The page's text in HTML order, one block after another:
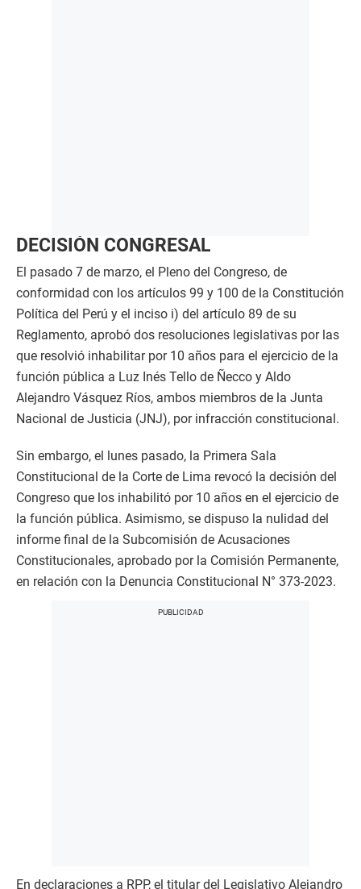
DECISIÓN CONGRESAL
El pasado 7 de marzo, el Pleno del Congreso, de
conformidad con los artículos 99 y 100 de la Constitución
Política del Perú y el inciso i) del artículo 89 de su
Reglamento, aprobó dos resoluciones legislativas por las
que resolvió inhabilitar por 10 años para el ejercicio de la
función pública a Luz Inés Tello de Ñecco y Aldo
Alejandro Vásquez Ríos, ambos miembros de la Junta
Nacional de Justicia (JNJ), por infracción constitucional.
Sin embargo, el lunes pasado, la Primera Sala
Constitucional de la Corte de Lima revocó la decisión del
Congreso que los inhabilitó por 10 años en el ejercicio de
la función pública. Asimismo, se dispuso la nulidad del
informe final de la Subcomisión de Acusaciones
Constitucionales, aprobado por la Comisión Permanente,
en relación con la Denuncia Constitucional N° 373-2023.
En declaraciones a RPP, el titular del Legislativo Alejandro